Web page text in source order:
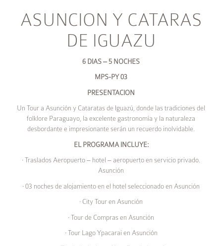
ASUNCION Y CATARAS
DE IGUAZU
6 DIAS – 5 NOCHES
MPS-PY 03
PRESENTACION
Un Tour a Asunción y Cataratas de Iguazú, donde las tradiciones del
folklore Paraguayo, la excelente gastronomía y la naturaleza
desbordante e impresionante serán un recuerdo inolvidable.
EL PROGRAMA INCLUYE:
· Traslados Aeropuerto – hotel – aeropuerto en servicio privado.
Asunción
· 03 noches de alojamiento en el hotel seleccionado en Asunción
· City Tour en Asunción
· Tour de Compras en Asunción
· Tour Lago Ypacarai en Asunción